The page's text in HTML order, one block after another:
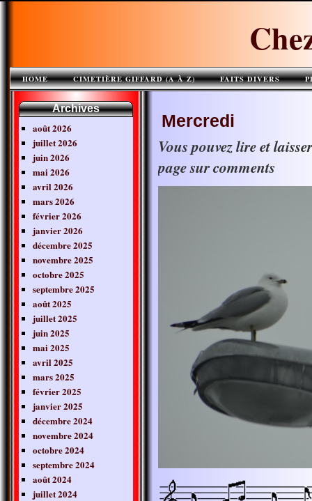
HOME CIMETIÈRE GIFFARD (A À Z) FAITS DIVERS
Archives
août 2026
juillet 2026
juin 2026
mai 2026
avril 2026
mars 2026
février 2026
janvier 2026
décembre 2025
novembre 2025
octobre 2025
septembre 2025
août 2025
juillet 2025
juin 2025
mai 2025
avril 2025
mars 2025
février 2025
janvier 2025
décembre 2024
novembre 2024
octobre 2024
septembre 2024
août 2024
juillet 2024
Mercredi
Vous pouvez lire et
page sur comments